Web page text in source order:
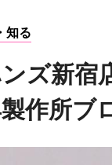
知る
ズ新
作所ブ